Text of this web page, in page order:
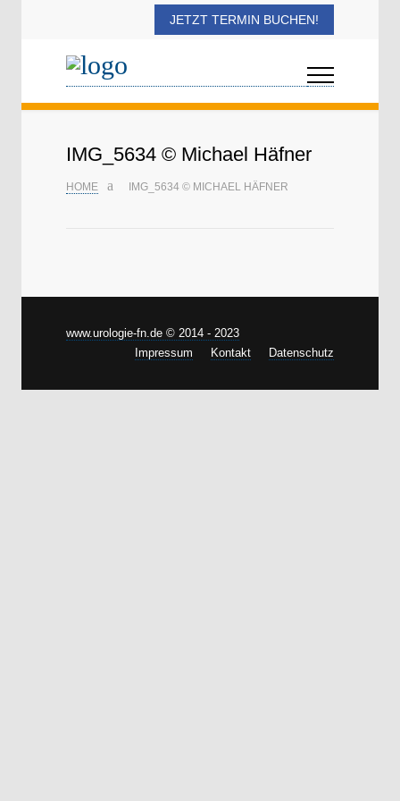
JETZT TERMIN BUCHEN!
IMG_5634 © Michael Häfner
HOME IMG_5634 © MICHAEL HÄFNER
www.urologie-fn.de © 2014 - 2023
Impressum
Kontakt Datenschutz